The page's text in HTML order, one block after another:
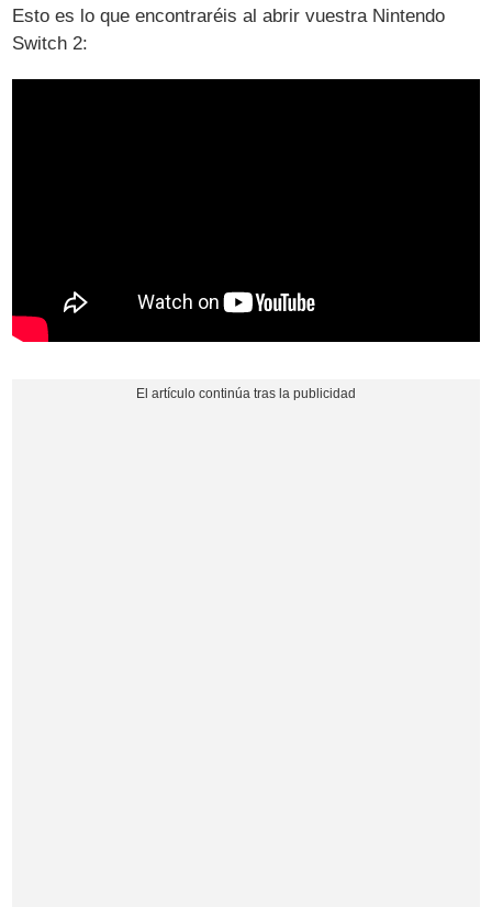
Esto es lo que encontraréis al abrir vuestra Nintendo
Switch 2: